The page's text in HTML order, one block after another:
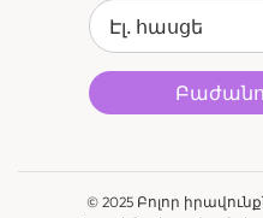
Էլ. հասցե
© 2025 Բոլոր